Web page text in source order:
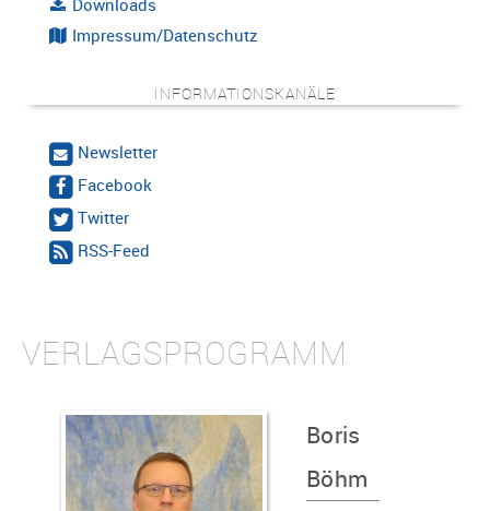
Impressum/Datenschutz
INFORMATIONSKANÄLE
Newsletter
Facebook
Twitter
RSS-Feed
VERLAGSPROGRAMM
Boris
Böhm